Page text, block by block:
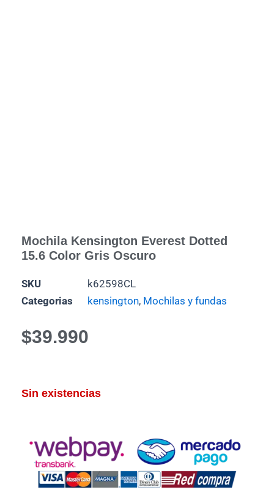
Mochila Kensington Everest Dotted
15.6 Color Gris Oscuro
SKU
k62598CL
Categorias
kensington, Mochilas y fundas
$39.990
Sin existencias